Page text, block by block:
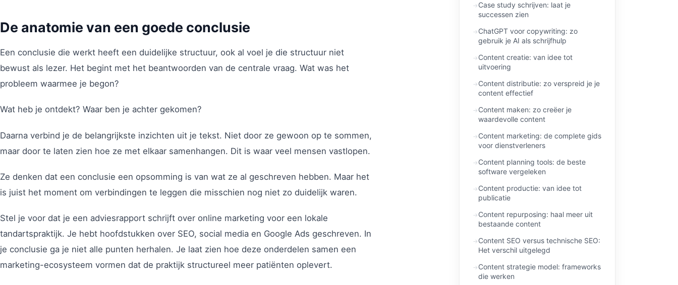
De anatomie van een goede conclusie
Een conclusie die werkt heeft een duidelijke structuur, ook al voel je die structuur niet
bewust als lezer. Het begint met het beantwoorden van de centrale vraag. Wat was het
probleem waarmee je begon?
Wat heb je ontdekt? Waar ben je achter gekomen?
Daarna verbind je de belangrijkste inzichten uit je tekst. Niet door ze gewoon op te sommen,
maar door te laten zien hoe ze met elkaar samenhangen. Dit is waar veel mensen vastlopen.
Ze denken dat een conclusie een opsomming is van wat ze al geschreven hebben. Maar het
is juist het moment om verbindingen te leggen die misschien nog niet zo duidelijk waren.
Stel je voor dat je een adviesrapport schrijft over online marketing voor een lokale
tandartspraktijk. Je hebt hoofdstukken over SEO, social media en Google Ads geschreven. In
je conclusie ga je niet alle punten herhalen. Je laat zien hoe deze onderdelen samen een
marketing-ecosysteem vormen dat de praktijk structureel meer patiënten oplevert.
Case study schrijven: laat je
successen zien
ChatGPT voor copywriting: zo
gebruik je AI als schrijfhulp
Content creatie: van idee tot
uitvoering
Content distributie: zo verspreid je je
content effectief
Content maken: zo creëer je
waardevolle content
Content marketing: de complete gids
voor dienstverleners
Content planning tools: de beste
software vergeleken
Content productie: van idee tot
publicatie
Content repurposing: haal meer uit
bestaande content
Content SEO versus technische SEO:
Het verschil uitgelegd
Content strategie model: frameworks
die werken